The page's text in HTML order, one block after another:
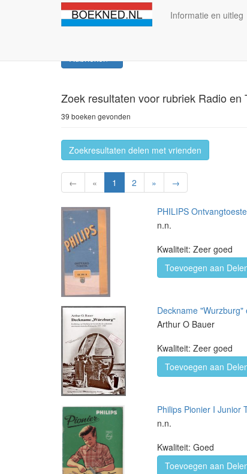
Informatie en uitleg
Rubrieken
Zoek resultaten voor rubriek Radio en
39 boeken gevonden
Zoekresultaten delen met vrienden
← « 1 2 » →
PHILIPS
n.n.
Kwaliteit: Zeer goed
Toevoegen aan
Deckname
Arthur O Bauer
Kwaliteit: Zeer goed
Toevoegen aan
Philips Pionier I Junior
n.n.
Kwaliteit: Goed
Toevoegen aan